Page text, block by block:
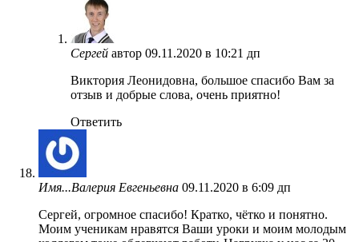
Сергей автор 09.11.2020 в 10:21 дп
Виктория Леонидовна, большое спасибо Вам за
отзыв и добрые слова, очень приятно!
Ответить
Имя...Валерия Евгеньевна 09.11.2020 в 6:09 дп
Сергей, огромное спасибо! Кратко, чётко и понятно.
Моим ученикам нравятся Ваши уроки и моим молодым